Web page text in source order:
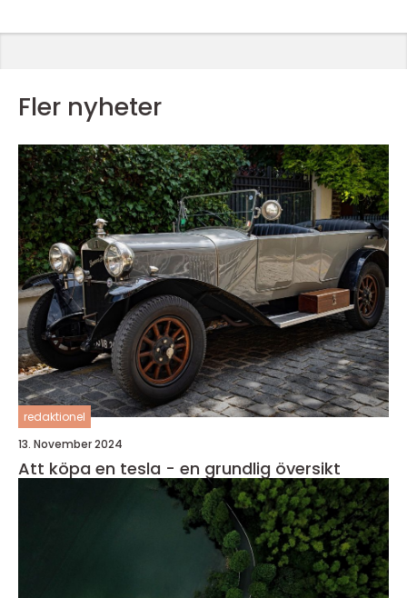
Fler nyheter
redaktionel
13. November 2024
Att köpa en tesla - en grundlig översikt